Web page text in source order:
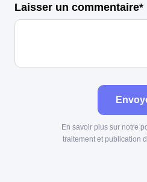
Laisser un commentaire*
En savoir plus sur notre
traitement et publication